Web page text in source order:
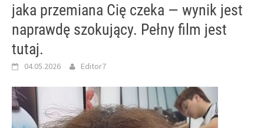
jaka przemiana Cię czeka — wynik jest
naprawdę szokujący. Pełny film jest
tutaj.
04.05.2026 Editor7